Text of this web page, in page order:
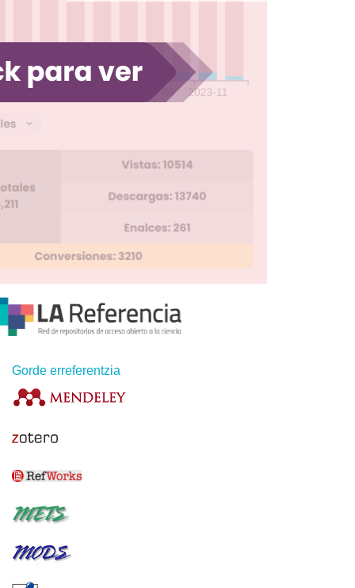
Gorde erreferentzia